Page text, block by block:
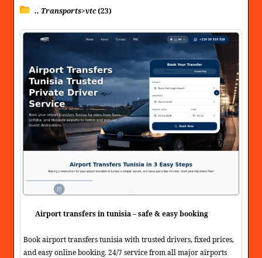
.. Transports>vtc(23)
Airport transfers in tunisia – safe & easy booking
Book airport transfers tunisia with trusted drivers, fixed prices,
and easy online booking. 24/7 service from all major airports